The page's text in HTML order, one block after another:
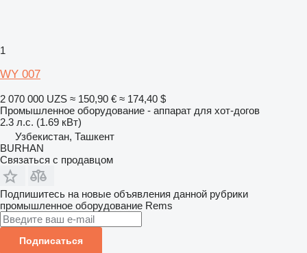
1
WY 007
2 070 000 UZS ≈ 150,90 € ≈ 174,40 $
Промышленное оборудование - аппарат для хот-догов
2.3 л.с. (1.69 кВт)
Узбекистан, Ташкент
BURHAN
Связаться с продавцом
Подпишитесь на новые объявления данной рубрики
промышленное оборудование Rems
Подписаться